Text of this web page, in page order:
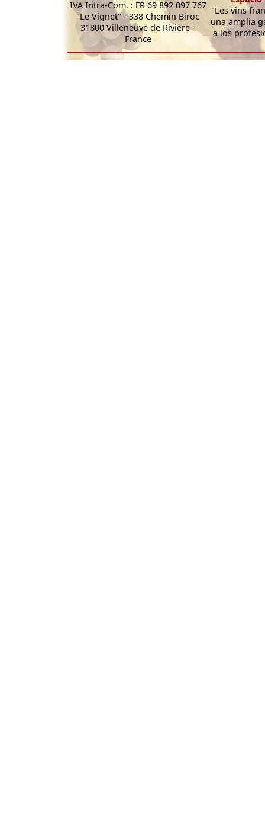
IVA Intra-Com. : FR 69 892 097 767
"Le Vignet" - 338 Chemin Biroc
31800 Villeneuve de Rivière -
France
"Les vins
una amplia
a los